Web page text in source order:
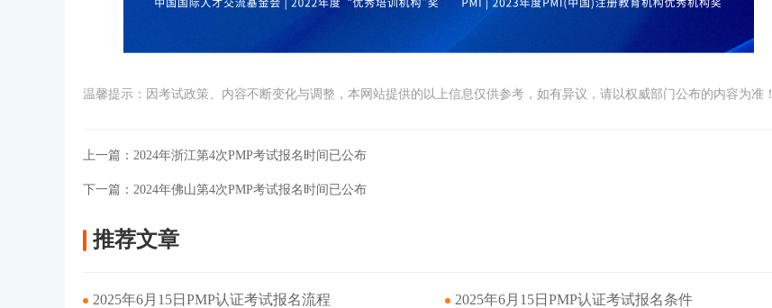
温馨提示：因考试政策、内容不断变化与调整，本网站提供的以上信息仅供参考，如有异议，请以权威部门公布的内容为准！
上一篇： 2024年浙江第4次PMP考试报名时间已公布
下一篇： 2024年佛山第4次PMP考试报名时间已公布
推荐文章
2025年6月15日PMP认证考试报名流程 2025年6月15日PMP认证考试报名条件